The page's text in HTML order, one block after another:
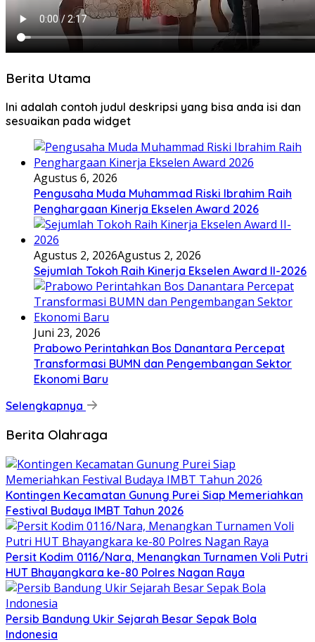
Berita Utama
Ini adalah contoh judul deskripsi yang bisa anda isi dan
sesuaikan pada widget
Agustus 6, 2026
Pengusaha Muda Muhammad Riski Ibrahim Raih
Penghargaan Kinerja Ekselen Award 2026
Agustus 2, 2026Agustus 2, 2026
Sejumlah Tokoh Raih Kinerja Ekselen Award II-2026
Juni 23, 2026
Prabowo Perintahkan Bos Danantara Percepat
Transformasi BUMN dan Pengembangan Sektor
Ekonomi Baru
Selengkapnya
Berita Olahraga
Kontingen Kecamatan Gunung Purei Siap Memeriahkan
Festival Budaya IMBT Tahun 2026
Persit Kodim 0116/Nara, Menangkan Turnamen Voli Putri
HUT Bhayangkara ke-80 Polres Nagan Raya
Persib Bandung Ukir Sejarah Besar Sepak Bola
Indonesia